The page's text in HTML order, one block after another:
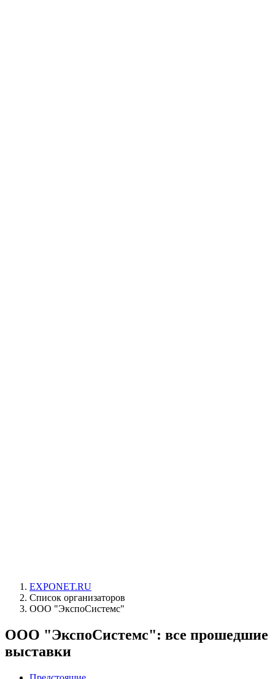
EXPONET.RU
Список организаторов
ООО "ЭкспоСистемс"
ООО "ЭкспоСистемс": все прошедшие
выставки